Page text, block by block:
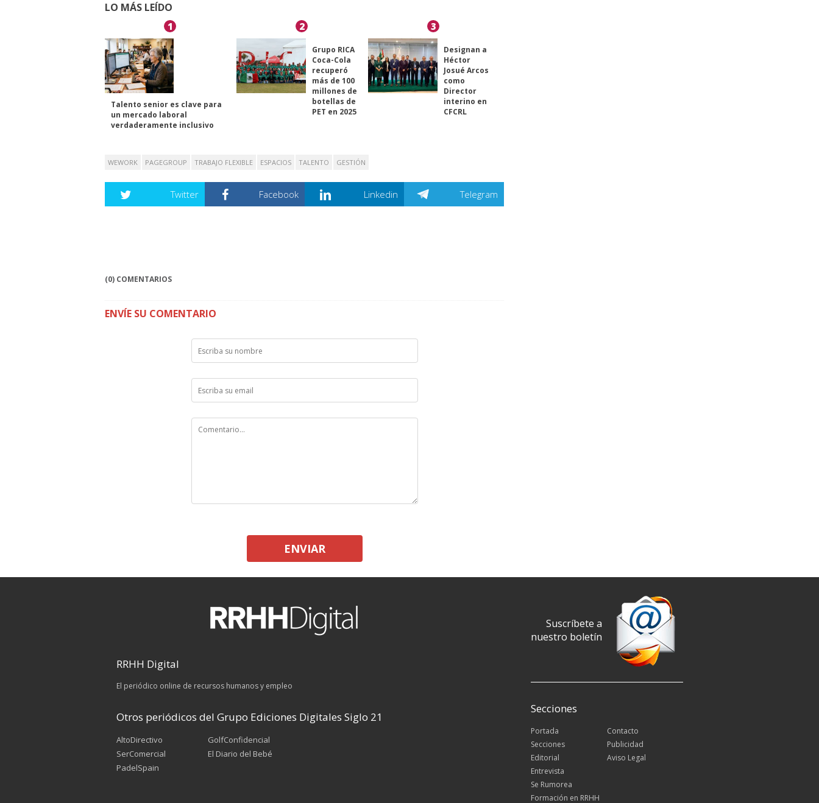
LO MÁS LEÍDO
1
Talento senior es clave para
un mercado laboral
verdaderamente inclusivo
2
Grupo RICA
Coca-Cola
recuperó
más de 100
millones de
botellas de
PET en 2025
3
Designan a
Héctor
Josué Arcos
como
Director
interino en
CFCRL
WEWORK PAGEGROUP TRABAJO FLEXIBLE ESPACIOS TALENTO GESTIÓN
Twitter Facebook Linkedin Telegram
(0) COMENTARIOS
ENVÍE SU COMENTARIO
ENVIAR
RRHH Digital
El periódico online de recursos humanos y empleo
Otros periódicos del Grupo Ediciones Digitales Siglo 21
AltoDirectivo
SerComercial
PadelSpain
GolfConfidencial
El Diario del Bebé
Suscríbete a
nuestro boletín
Secciones
Portada
Secciones
Editorial
Entrevista
Se Rumorea
Formación en RRHH
Contacto
Publicidad
Aviso Legal